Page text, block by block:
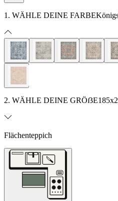
1. WÄHLE DEINE FARBE
2. WÄHLE DEINE GRÖẞE
Flächenteppich